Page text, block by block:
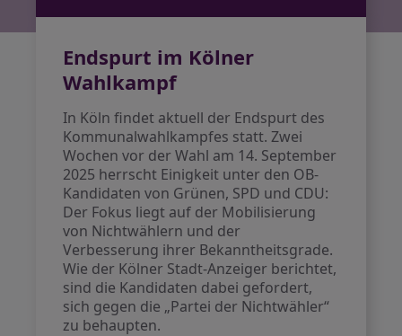
Endspurt im Kölner
Wahlkampf
In Köln findet aktuell der Endspurt des
Kommunalwahlkampfes statt. Zwei
Wochen vor der Wahl am 14. September
2025 herrscht Einigkeit unter den OB-
Kandidaten von Grünen, SPD und CDU:
Der Fokus liegt auf der Mobilisierung
von Nichtwählern und der
Verbesserung ihrer Bekanntheitsgrade.
Wie der Kölner Stadt-Anzeiger berichtet,
sind die Kandidaten dabei gefordert,
sich gegen die „Partei der Nichtwähler“
zu behaupten.